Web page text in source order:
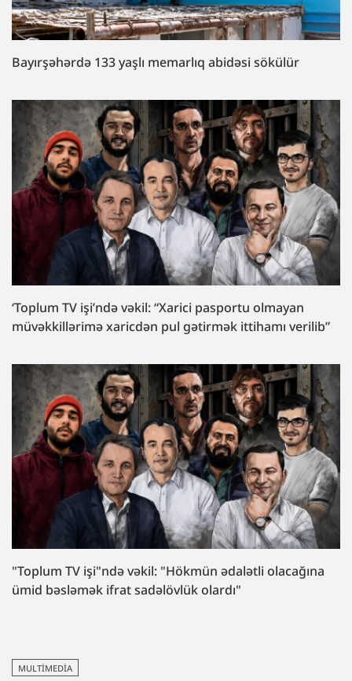
Bayırşəhərdə 133 yaşlı memarlıq abidəsi sökülür
‘Toplum TV işi’ndə vəkil: “Xarici pasportu olmayan
müvəkkillərimə xaricdən pul gətirmək ittihamı verilib”
"Toplum TV işi"ndə vəkil: "Hökmün ədalətli olacağına
ümid bəsləmək ifrat sadəlövlük olardı"
MULTIMEDIA